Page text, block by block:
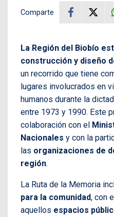
Comparte
La Región del Biobío
construcción y diseño
un recorrido que tiene
lugares involucrados en
humanos durante la
entre 1973 y 1990. Este
colaboración con el
Nacionales y con la
las organizaciones de
región.
La Ruta de la Memoria
para la comunidad, con
aquellos espacios